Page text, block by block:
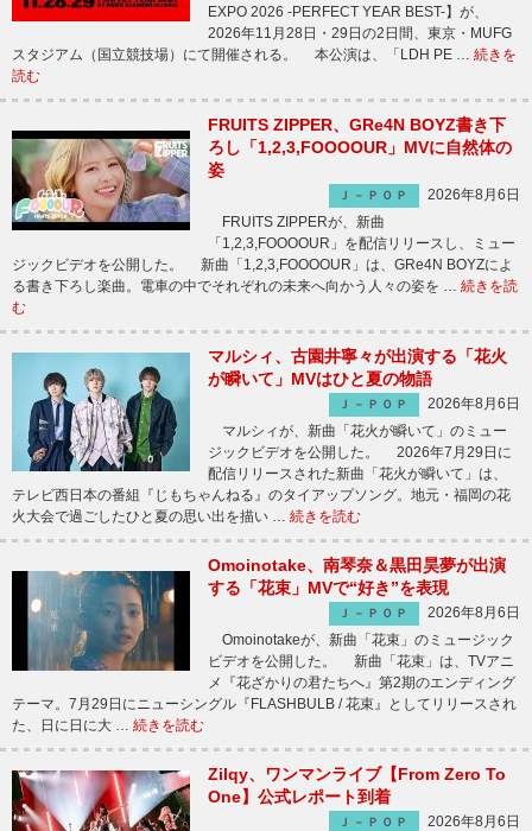
EXPO 2026 -PERFECT YEAR BEST-】が、
2026年11月28日・29日の2日間、東京・MUFG
スタジアム（国立競技場）にて開催される。 本公演は、「LDH PE … 続きを
読む
FRUITS ZIPPER、GRe4N BOYZ書き下
ろし「1,2,3,FOOOOUR」MVに自然体の
姿
Ｊ－ＰＯＰ
2026年8月6日
FRUITS ZIPPERが、新曲
「1,2,3,FOOOOUR」を配信リリースし、ミュー
ジックビデオを公開した。 新曲「1,2,3,FOOOOUR」は、GRe4N BOYZによ
る書き下ろし楽曲。電車の中でそれぞれの未来へ向かう人々の姿を … 続きを読
む
マルシィ、古園井寧々が出演する「花火
が瞬いて」MVはひと夏の物語
Ｊ－ＰＯＰ
2026年8月6日
マルシィが、新曲「花火が瞬いて」のミュー
ジックビデオを公開した。 2026年7月29日に
配信リリースされた新曲「花火が瞬いて」は、
テレビ西日本の番組『じもちゃんねる』のタイアップソング。地元・福岡の花
火大会で過ごしたひと夏の思い出を描い … 続きを読む
Omoinotake、南琴奈＆黒田昊夢が出演
する「花束」MVで“好き”を表現
Ｊ－ＰＯＰ
2026年8月6日
Omoinotakeが、新曲「花束」のミュージック
ビデオを公開した。 新曲「花束」は、TVアニ
メ『花ざかりの君たちへ』第2期のエンディング
テーマ。7月29日にニューシングル『FLASHBULB / 花束』としてリリースされ
た、日に日に大 … 続きを読む
Zilqy、ワンマンライブ【From Zero To
One】公式レポート到着
Ｊ－ＰＯＰ
2026年8月6日